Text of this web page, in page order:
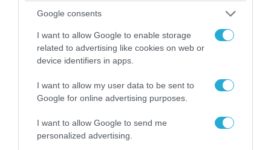
Google consents
I want to allow Google to enable storage
related to advertising like cookies on web or
device identifiers in apps.
I want to allow my user data to be sent to
Google for online advertising purposes.
I want to allow Google to send me
personalized advertising.
06.08.2026 | 14:02